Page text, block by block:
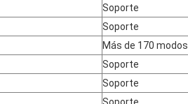
Soporte
Soporte
Más de 170 modos
Soporte
Soporte